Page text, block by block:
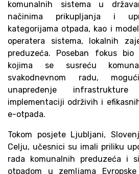
komunalnih sistema u
načinima prikupljanja i
kategorijama otpada, kao i
operatera sistema, lokalnih
preduzeća. Poseban fokus
kojima se susreću
svakodnevnom radu,
unapređenje
implementaciji održivih i
e-otpada.
Tokom posjete Ljubljani,
Celju, učesnici su imali priliku
rada komunalnih preduzeća i
otpadom u zemljama